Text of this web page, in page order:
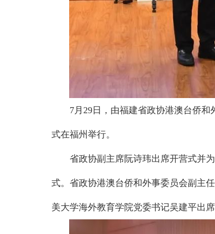
7月29日，由福建省政协港澳台侨
式在福州举行。
省政协副主席阮诗玮出席开营式并
式。省政协港澳台侨和外事委员会副主
美大学海外教育学院党委书记吴建平出席